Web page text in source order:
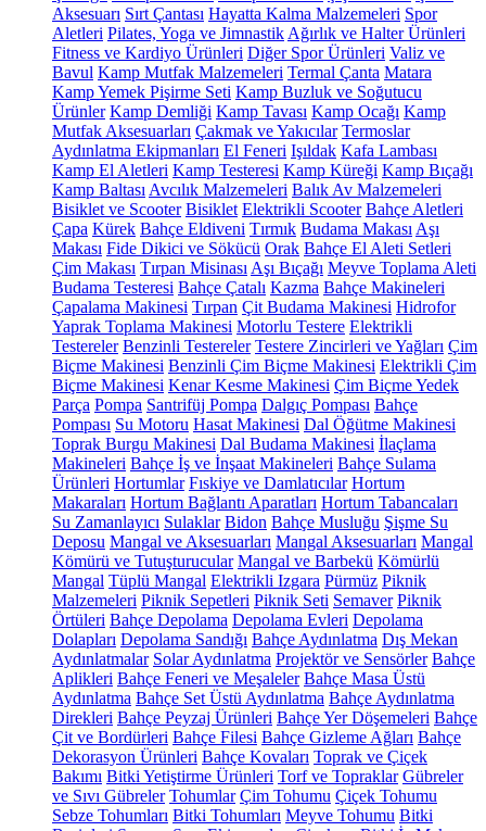
Aksesuarı Sırt Çantası Hayatta Kalma Malzemeleri Spor
Aletleri Pilates, Yoga ve Jimnastik Ağırlık ve Halter Ürünleri
Fitness ve Kardiyo Ürünleri Diğer Spor Ürünleri Valiz ve
Bavul Kamp Mutfak Malzemeleri Termal Çanta Matara
Kamp Yemek Pişirme Seti Kamp Buzluk ve Soğutucu
Ürünler Kamp Demliği Kamp Tavası Kamp Ocağı Kamp
Mutfak Aksesuarları Çakmak ve Yakıcılar Termoslar
Aydınlatma Ekipmanları El Feneri Işıldak Kafa Lambası
Kamp El Aletleri Kamp Testeresi Kamp Küreği Kamp Bıçağı
Kamp Baltası Avcılık Malzemeleri Balık Av Malzemeleri
Bisiklet ve Scooter Bisiklet Elektrikli Scooter Bahçe Aletleri
Çapa Kürek Bahçe Eldiveni Tırmık Budama Makası Aşı
Makası Fide Dikici ve Sökücü Orak Bahçe El Aleti Setleri
Çim Makası Tırpan Misinası Aşı Bıçağı Meyve Toplama Aleti
Budama Testeresi Bahçe Çatalı Kazma Bahçe Makineleri
Çapalama Makinesi Tırpan Çit Budama Makinesi Hidrofor
Yaprak Toplama Makinesi Motorlu Testere Elektrikli
Testereler Benzinli Testereler Testere Zincirleri ve Yağları Çim
Biçme Makinesi Benzinli Çim Biçme Makinesi Elektrikli Çim
Biçme Makinesi Kenar Kesme Makinesi Çim Biçme Yedek
Parça Pompa Santrifüj Pompa Dalgıç Pompası Bahçe
Pompası Su Motoru Hasat Makinesi Dal Öğütme Makinesi
Toprak Burgu Makinesi Dal Budama Makinesi İlaçlama
Makineleri Bahçe İş ve İnşaat Makineleri Bahçe Sulama
Ürünleri Hortumlar Fıskiye ve Damlatıcılar Hortum
Makaraları Hortum Bağlantı Aparatları Hortum Tabancaları
Su Zamanlayıcı Sulaklar Bidon Bahçe Musluğu Şişme Su
Deposu Mangal ve Aksesuarları Mangal Aksesuarları Mangal
Kömürü ve Tutuşturucular Mangal ve Barbekü Kömürlü
Mangal Tüplü Mangal Elektrikli Izgara Pürmüz Piknik
Malzemeleri Piknik Sepetleri Piknik Seti Semaver Piknik
Örtüleri Bahçe Depolama Depolama Evleri Depolama
Dolapları Depolama Sandığı Bahçe Aydınlatma Dış Mekan
Aydınlatmalar Solar Aydınlatma Projektör ve Sensörler Bahçe
Aplikleri Bahçe Feneri ve Meşaleler Bahçe Masa Üstü
Aydınlatma Bahçe Set Üstü Aydınlatma Bahçe Aydınlatma
Direkleri Bahçe Peyzaj Ürünleri Bahçe Yer Döşemeleri Bahçe
Çit ve Bordürleri Bahçe Filesi Bahçe Gizleme Ağları Bahçe
Dekorasyon Ürünleri Bahçe Kovaları Toprak ve Çiçek
Bakımı Bitki Yetiştirme Ürünleri Torf ve Topraklar Gübreler
ve Sıvı Gübreler Tohumlar Çim Tohumu Çiçek Tohumu
Sebze Tohumları Bitki Tohumları Meyve Tohumu Bitki